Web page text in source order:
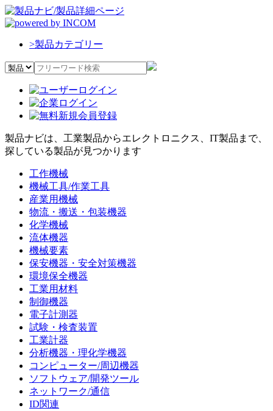
>製品カテゴリー
製品ナビは、工業製品からエレクトロニクス、IT製品まで、
探している製品が見つかります
工作機械
機械工具/作業工具
産業用機械
物流・搬送・包装機器
化学機械
流体機器
機械要素
保安機器・安全対策機器
環境保全機器
工業用材料
制御機器
電子計測器
試験・検査装置
工業計器
分析機器・理化学機器
コンピューター/周辺機器
ソフトウェア/開発ツール
ネットワーク/通信
ID関連